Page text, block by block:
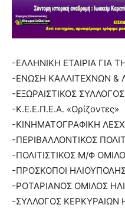
-ΕΛΛΗΝΙΚΗ ΕΤΑΙΡΙΑ ΓΙΑ
-ΕΝΩΣΗ ΚΑΛΛΙΤΕΧΝΩΝ &
-ΕΞΩΡΑΙΣΤΙΚΟΣ
-Κ.Ε.Ε.Π.Ε.Α. «Ορίζοντες»
-ΚΙΝΗΜΑΤΟΓΡΑΦΙΚΗ
-ΠΕΡΙΒΑΛΛΟΝΤΙΚΟΣ
-ΠΟΛΙΤΙΣΤΙΚΟΣ Μ/Φ
-ΠΡΟΣΚΟΠΟΙ
-ΡΟΤΑΡΙΑΝΟΣ ΟΜΙΛΟΣ
-ΣΥΛΛΟΓΟΣ ΚΕΡΚΥΡΑΙΩΝ